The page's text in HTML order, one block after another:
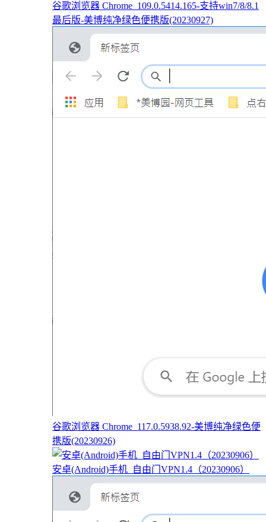
谷歌浏览器 Chrome_109.0.5414.165-支持win7/8/8.1
最后版-美博纯净绿色便携版(20230927)
谷歌浏览器 Chrome_117.0.5938.92-美博纯净绿色便
携版(20230926)
安卓(Android)手机_自由门VPN1.4（20230906）